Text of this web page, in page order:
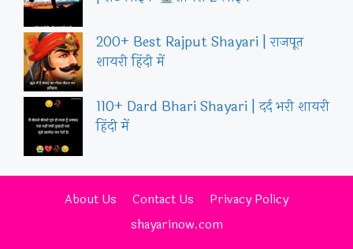
200+ Best Rajput Shayari | राजपूत
शायरी हिंदी में
110+ Dard Bhari Shayari | दर्द भरी शायरी
हिंदी में
About Us Contact Us
Privacy Policy
shayarinow.com